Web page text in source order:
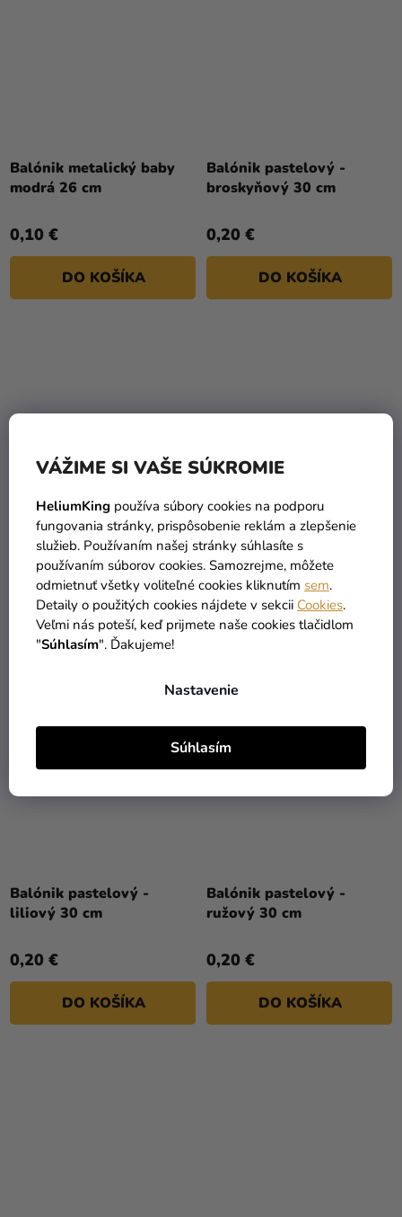
VÁŽIME SI VAŠE SÚKROMIE
HeliumKing používa súbory cookies na podporu
fungovania stránky, prispôsobenie reklám a zlepšenie
služieb. Používaním našej stránky súhlasíte s
používaním súborov cookies. Samozrejme, môžete
odmietnuť všetky voliteľné cookies kliknutím sem.
Detaily o použitých cookies nájdete v sekcii Cookies.
Veľmi nás poteší, keď prijmete naše cookies tlačidlom
"Súhlasím". Ďakujeme!
Nastavenie
Súhlasím
Balónik metalický baby
modrá 26 cm
hodnotenie
produktu
5
hviezdičiek.
0,10 €
DO KOŠÍKA
Balónik pastelový -
broskyňový 30 cm
0,20 €
DO KOŠÍKA
Balónik pastelový -
burgundy 30 cm
0,20 €
DO KOŠÍKA
Balónik pastelový -
korálový 30 cm
0,20 €
Balónik pastelový -
liliový 30 cm
0,20 €
DO KOŠÍKA
Balónik pastelový -
ružový 30 cm
0,20 €
DO KOŠÍKA